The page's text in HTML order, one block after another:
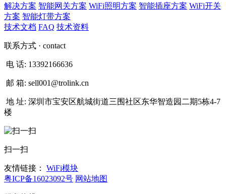
解决方案 智能网关方案 WiFi照明方案 智能插座方案 WiFi开关
方案 智能灯带方案
技术文档 FAQ 技术资料
联系方式 · contact
电 话: 13392166636
邮 箱: sell001@trolink.cn
地 址: 深圳市宝安区航城街道三围社区东华智造园二期5栋4-7
楼
扫一扫
友情链接：
WiFi模块
粤ICP备16023092号 网站地图